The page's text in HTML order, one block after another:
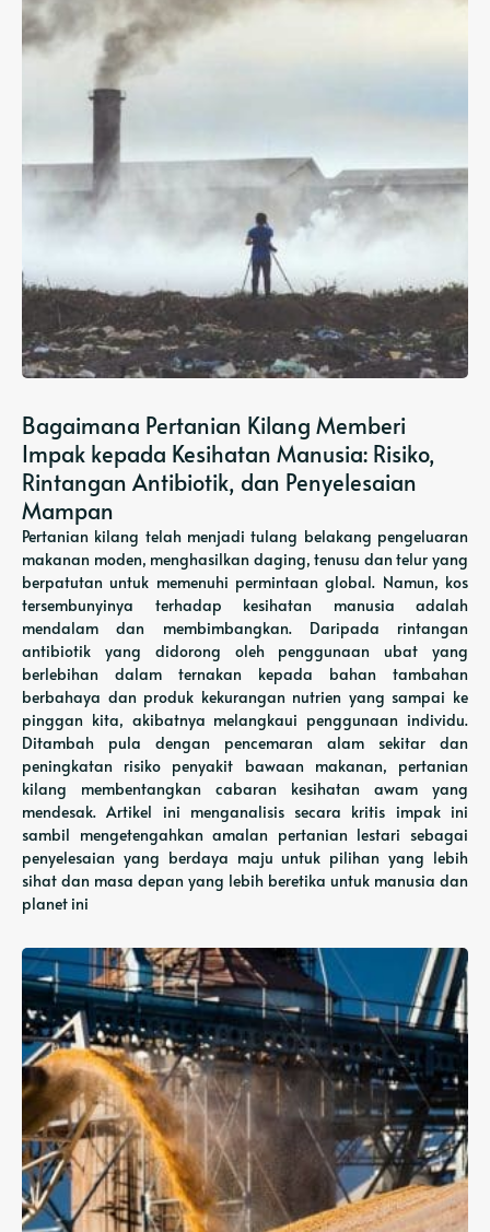
Bagaimana Pertanian Kilang Memberi
Impak kepada Kesihatan Manusia: Risiko,
Rintangan Antibiotik, dan Penyelesaian
Mampan
Pertanian kilang telah menjadi tulang belakang pengeluaran
makanan moden, menghasilkan daging, tenusu dan telur yang
berpatutan untuk memenuhi permintaan global. Namun, kos
tersembunyinya terhadap kesihatan manusia adalah
mendalam dan membimbangkan. Daripada rintangan
antibiotik yang didorong oleh penggunaan ubat yang
berlebihan dalam ternakan kepada bahan tambahan
berbahaya dan produk kekurangan nutrien yang sampai ke
pinggan kita, akibatnya melangkaui penggunaan individu.
Ditambah pula dengan pencemaran alam sekitar dan
peningkatan risiko penyakit bawaan makanan, pertanian
kilang membentangkan cabaran kesihatan awam yang
mendesak. Artikel ini menganalisis secara kritis impak ini
sambil mengetengahkan amalan pertanian lestari sebagai
penyelesaian yang berdaya maju untuk pilihan yang lebih
sihat dan masa depan yang lebih beretika untuk manusia dan
planet ini